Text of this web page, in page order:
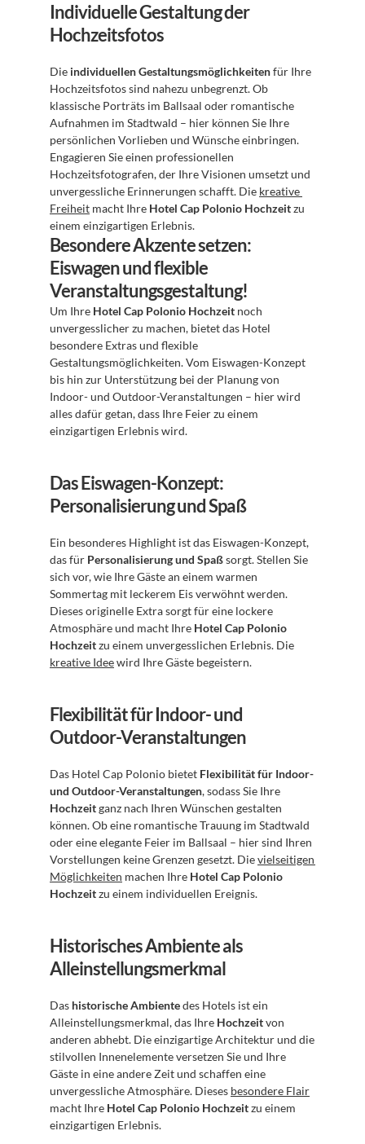
Individuelle Gestaltung der
Hochzeitsfotos
Die individuellen Gestaltungsmöglichkeiten für Ihre
Hochzeitsfotos sind nahezu unbegrenzt. Ob
klassische Porträts im Ballsaal oder romantische
Aufnahmen im Stadtwald – hier können Sie Ihre
persönlichen Vorlieben und Wünsche einbringen.
Engagieren Sie einen professionellen
Hochzeitsfotografen, der Ihre Visionen umsetzt und
unvergessliche Erinnerungen schafft. Die kreative
Freiheit macht Ihre Hotel Cap Polonio Hochzeit zu
einem einzigartigen Erlebnis.
Besondere Akzente setzen:
Eiswagen und flexible
Veranstaltungsgestaltung!
Um Ihre Hotel Cap Polonio Hochzeit noch
unvergesslicher zu machen, bietet das Hotel
besondere Extras und flexible
Gestaltungsmöglichkeiten. Vom Eiswagen-Konzept
bis hin zur Unterstützung bei der Planung von
Indoor- und Outdoor-Veranstaltungen – hier wird
alles dafür getan, dass Ihre Feier zu einem
einzigartigen Erlebnis wird.
Das Eiswagen-Konzept:
Personalisierung und Spaß
Ein besonderes Highlight ist das Eiswagen-Konzept,
das für Personalisierung und Spaß sorgt. Stellen Sie
sich vor, wie Ihre Gäste an einem warmen
Sommertag mit leckerem Eis verwöhnt werden.
Dieses originelle Extra sorgt für eine lockere
Atmosphäre und macht Ihre Hotel Cap Polonio
Hochzeit
kreative Idee wird Ihre Gäste begeistern.
Flexibilität für Indoor- und
Outdoor-Veranstaltungen
Das Hotel Cap Polonio bietet Flexibilität für Indoor-
und Outdoor-Veranstaltungen
Hochzeit ganz nach Ihren Wünschen gestalten
können. Ob eine romantische Trauung im Stadtwald
oder eine elegante Feier im Ballsaal – hier sind Ihren
Vorstellungen keine Grenzen gesetzt. Die vielseitigen
Möglichkeiten machen Ihre Hotel Cap Polonio
Hochzeit zu einem individuellen Ereignis.
Historisches Ambiente als
Alleinstellungsmerkmal
Das historische Ambiente des Hotels ist ein
Alleinstellungsmerkmal, das Ihre Hochzeit von
anderen abhebt. Die einzigartige Architektur und die
stilvollen Innenelemente versetzen Sie und Ihre
Gäste in eine andere Zeit und schaffen eine
unvergessliche Atmosphäre. Dieses besondere Flair
macht Ihre Hotel Cap Polonio Hochzeit zu einem
einzigartigen Erlebnis.